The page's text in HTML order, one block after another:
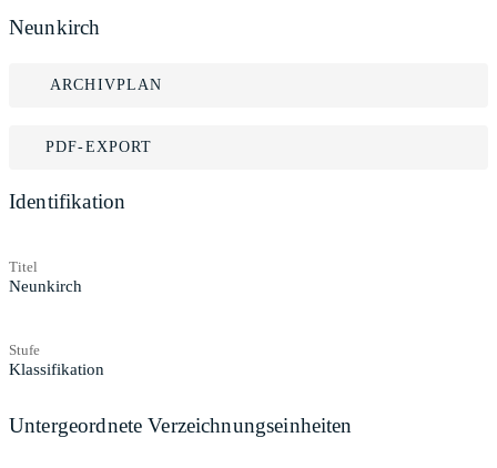
Neunkirch
ARCHIVPLAN
PDF-EXPORT
Identifikation
Titel
Neunkirch
Stufe
Klassifikation
Untergeordnete Verzeichnungseinheiten